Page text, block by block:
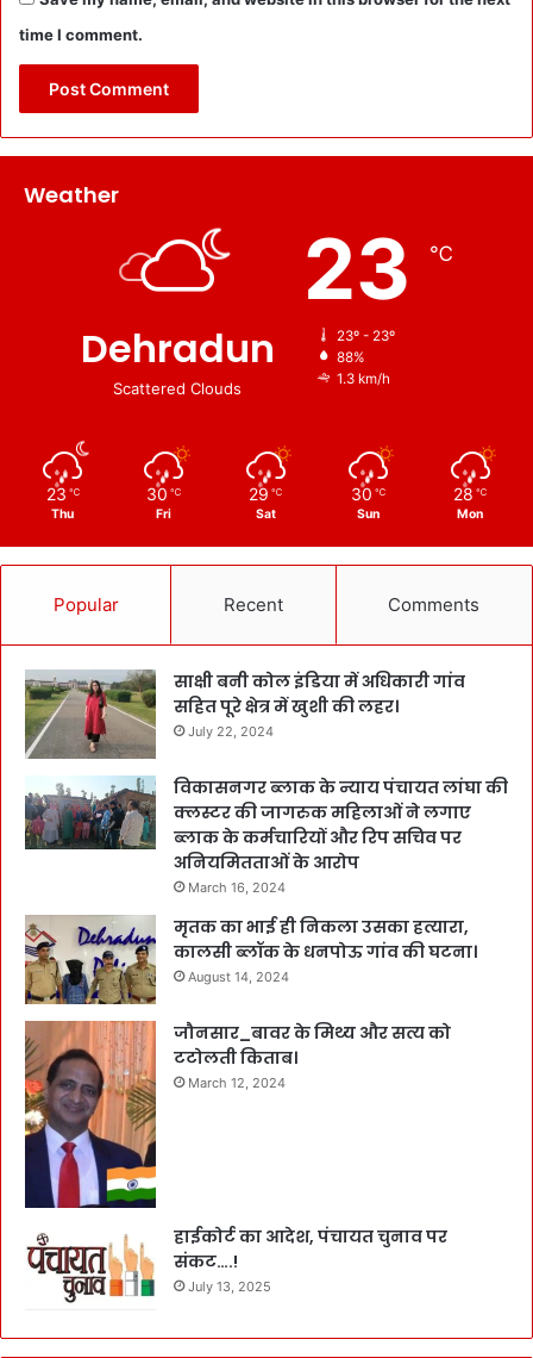
time I comment.
Weather
Dehradun
Scattered Clouds
23 ℃
23º - 23º
88%
1.3 km/h
23 ℃
Thu
30 ℃
Fri
29 ℃
Sat
30 ℃
Sun
28 ℃
Mon
Popular Recent Comments
साक्षी बनी कोल इंडिया में अधिकारी गांव
सहित पूरे क्षेत्र में खुशी की लहर।
July 22, 2024
विकासनगर ब्लाक के न्याय पंचायत लांघा की
क्लस्टर की जागरुक महिलाओं ने लगाए
ब्लाक के कर्मचारियों और रिप सचिव पर
अनियमितताओं के आरोप
March 16, 2024
मृतक का भाई ही निकला उसका हत्यारा,
कालसी ब्लॉक के धनपोऊ गांव की घटना।
August 14, 2024
जौनसार_बावर के मिथ्य और सत्य को
टटोलती किताब।
March 12, 2024
हाईकोर्ट का आदेश, पंचायत चुनाव पर
संकट….!
July 13, 2025